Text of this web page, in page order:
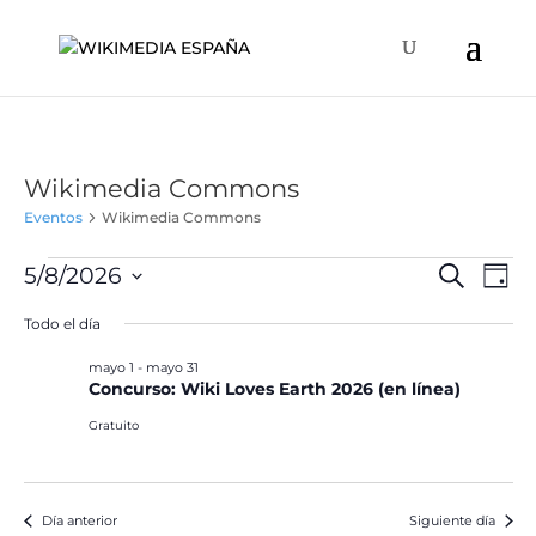
Wikimedia Commons
Eventos Wikimedia Commons
Eventos
mayo
2026
vistas
Buscar
de
Día
5/8/2026
la
Todo el día
Concurso: Wiki Loves Earth 2026 (en línea)
mayo 1 - mayo 31
Gratuito
Día anterior Siguiente día